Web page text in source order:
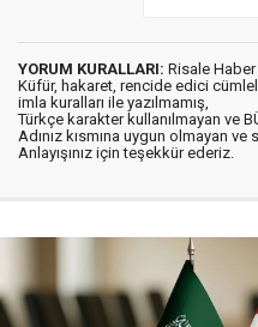
YORUM KURALLARI: Risale Haber
Küfür, hakaret, rencide edici
imla kuralları ile yazılmamış,
Türkçe karakter kullanılmayan ve
Adınız kısmına uygun olmayan
Anlayışınız için teşekkür ederiz.